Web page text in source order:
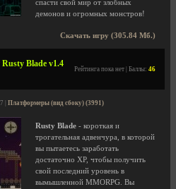
спасти свой мир от злобных
демонов и огромных монстров!
Скачать игру (305.84 Мб.)
Blade v1.4
Рейтинга пока нет | Баллы: 46
| Платформеры (вид сбоку) (3991)
Rusty Blade - короткая и
трогательная адвенчура, в которой
вы пытаетесь заработать
достаточно XP, чтобы получить
свой последний уровень в
вымышленной MMORPG. Вы